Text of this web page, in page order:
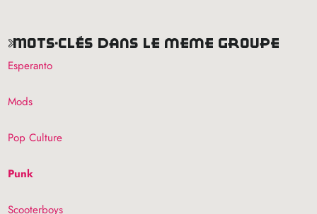
mots-clés dans le même groupe
Esperanto
Mods
Pop Culture
Punk
Scooterboys